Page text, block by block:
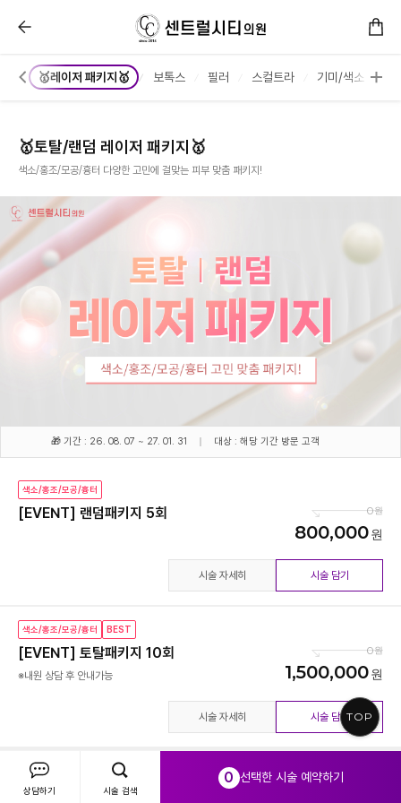
🥇레이저 패키지🥇 :: 센트럴시티의원
TOP
상담하기 시술 검색
0 선택한 시술 예약하기
🥇레이저 패키지🥇 보톡스 필러 스컬트라 기미/색소
🥇토탈/랜덤 레이저 패키지🥇
색소/홍조/모공/흉터 다양한 고민에 걸맞는 피부 맞춤 패키지!
🎁 기간 : 26. 08. 07 ~ 27. 01. 31 대상 : 해당 기간 방문 고객
색소/홍조/모공/흉터
[EVENT] 랜덤패키지 5회 0
800,000
시술 자세히 시술 담기
색소/홍조/모공/흉터 BEST
[EVENT] 토탈패키지 10회
※내원 상담 후 안내가능
0
1,500,000
시술 자세히 시술 담기